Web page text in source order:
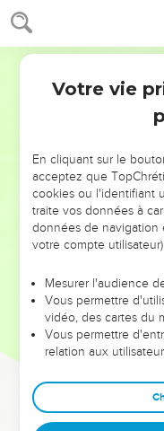
Apocalypse 17
14 Ils déclareront la
campagne contre lui,
qu’il a appelés et élus,
restent fidèles,
L’ange me dit
desquelles trône la
de races et de
Mais les dix cornes
prostituée en haine,
dépouilleront et la
mangeront ses chairs
Car Dieu leur a
dessein, en faisant
ainsi de concert
soient accomplies.
Votre vie
En cliquant sur le
acceptez que
cookies ou l'identifiant
traite vos données à
données de navigation
votre compte
Mesurer l'audience
Vous permettre
vidéo, des cartes du
Vous permettre
relation aux